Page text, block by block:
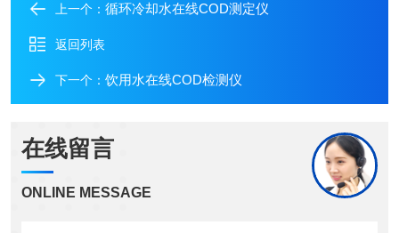
上一个： 循环冷却水在线COD测定仪
返回列表
下一个： 饮用水在线COD检测仪
在线留言
ONLINE MESSAGE